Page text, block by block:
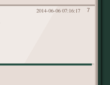
7
2014-06-06 07:16:17